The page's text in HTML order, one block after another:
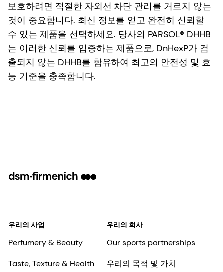
보호하려면 적절한 자외선 차단 관리를 거르지 않는
것이 중요합니다. 최신 정보를 얻고 완전히 신뢰할
수 있는 제품을 선택하세요. 당사의 PARSOL® DHHB
는 이러한 신뢰를 입증하는 제품으로, DnHexP가 검
출되지 않는 DHHB를 함유하여 최고의 안전성 및 효
능 기준을 충족합니다.
우리의 사업
Perfumery & Beauty
Taste, Texture & Health
우리의 회사
Our sports partnerships
우리의 목적 및 가치